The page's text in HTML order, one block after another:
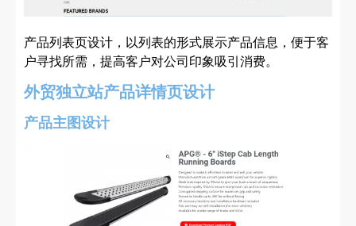
产品列表页设计，以列表的形式展示产品信息，便于客
户寻找所需，提高客户对公司印象吸引消费。
外贸独立站产品详情页设计
产品主图设计